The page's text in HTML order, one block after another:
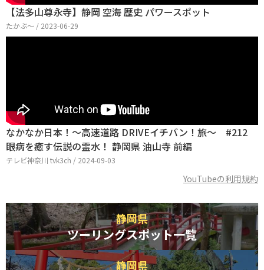
【法多山尊永寺】静岡 空海 歴史 パワースポット
たかぶ〜 / 2023-06-29
なかなか日本！～高速道路 DRIVEイチバン！旅～ #212
眼病を癒す伝説の霊水！ 静岡県 油山寺 前編
テレビ神奈川 tvk3ch / 2024-09-03
YouTubeの利用規約
静岡県
ツーリングスポット一覧
静岡県